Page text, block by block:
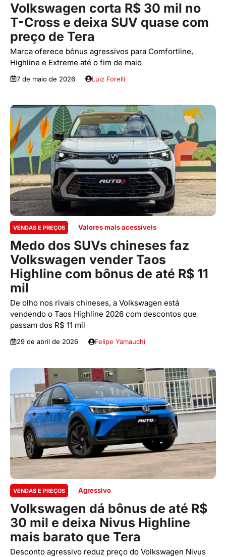
Volkswagen corta R$ 30 mil no
T-Cross e deixa SUV quase com
preço de Tera
Marca oferece bônus agressivos para Comfortline,
Highline e Extreme até o fim de maio
7 de maio de 2026 Luiz Forelli
VENDAS E PREÇOS Valores mais acessíveis
Medo dos SUVs chineses faz
Volkswagen vender Taos
Highline com bônus de até R$ 11
mil
De olho nos rivais chineses, a Volkswagen está
vendendo o Taos Highline 2026 com descontos que
passam dos R$ 11 mil
29 de abril de 2026 Felipe Yamauchi
VENDAS E PREÇOS Agressivo
Volkswagen dá bônus de até R$
30 mil e deixa Nivus Highline
mais barato que Tera
Desconto agressivo reduz preço do Volkswagen Nivus